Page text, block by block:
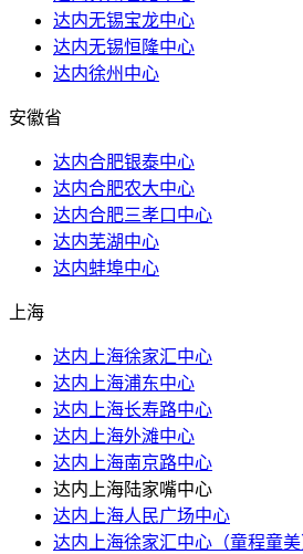
达内无锡宝龙中心
达内无锡恒隆中心
达内徐州中心
安徽省
达内合肥银泰中心
达内合肥农大中心
达内合肥三孝口中心
达内芜湖中心
达内蚌埠中心
上海
达内上海徐家汇中心
达内上海浦东中心
达内上海长寿路中心
达内上海外滩中心
达内上海南京路中心
达内上海陆家嘴中心
达内上海人民广场中心
达内上海徐家汇中心（童程童美